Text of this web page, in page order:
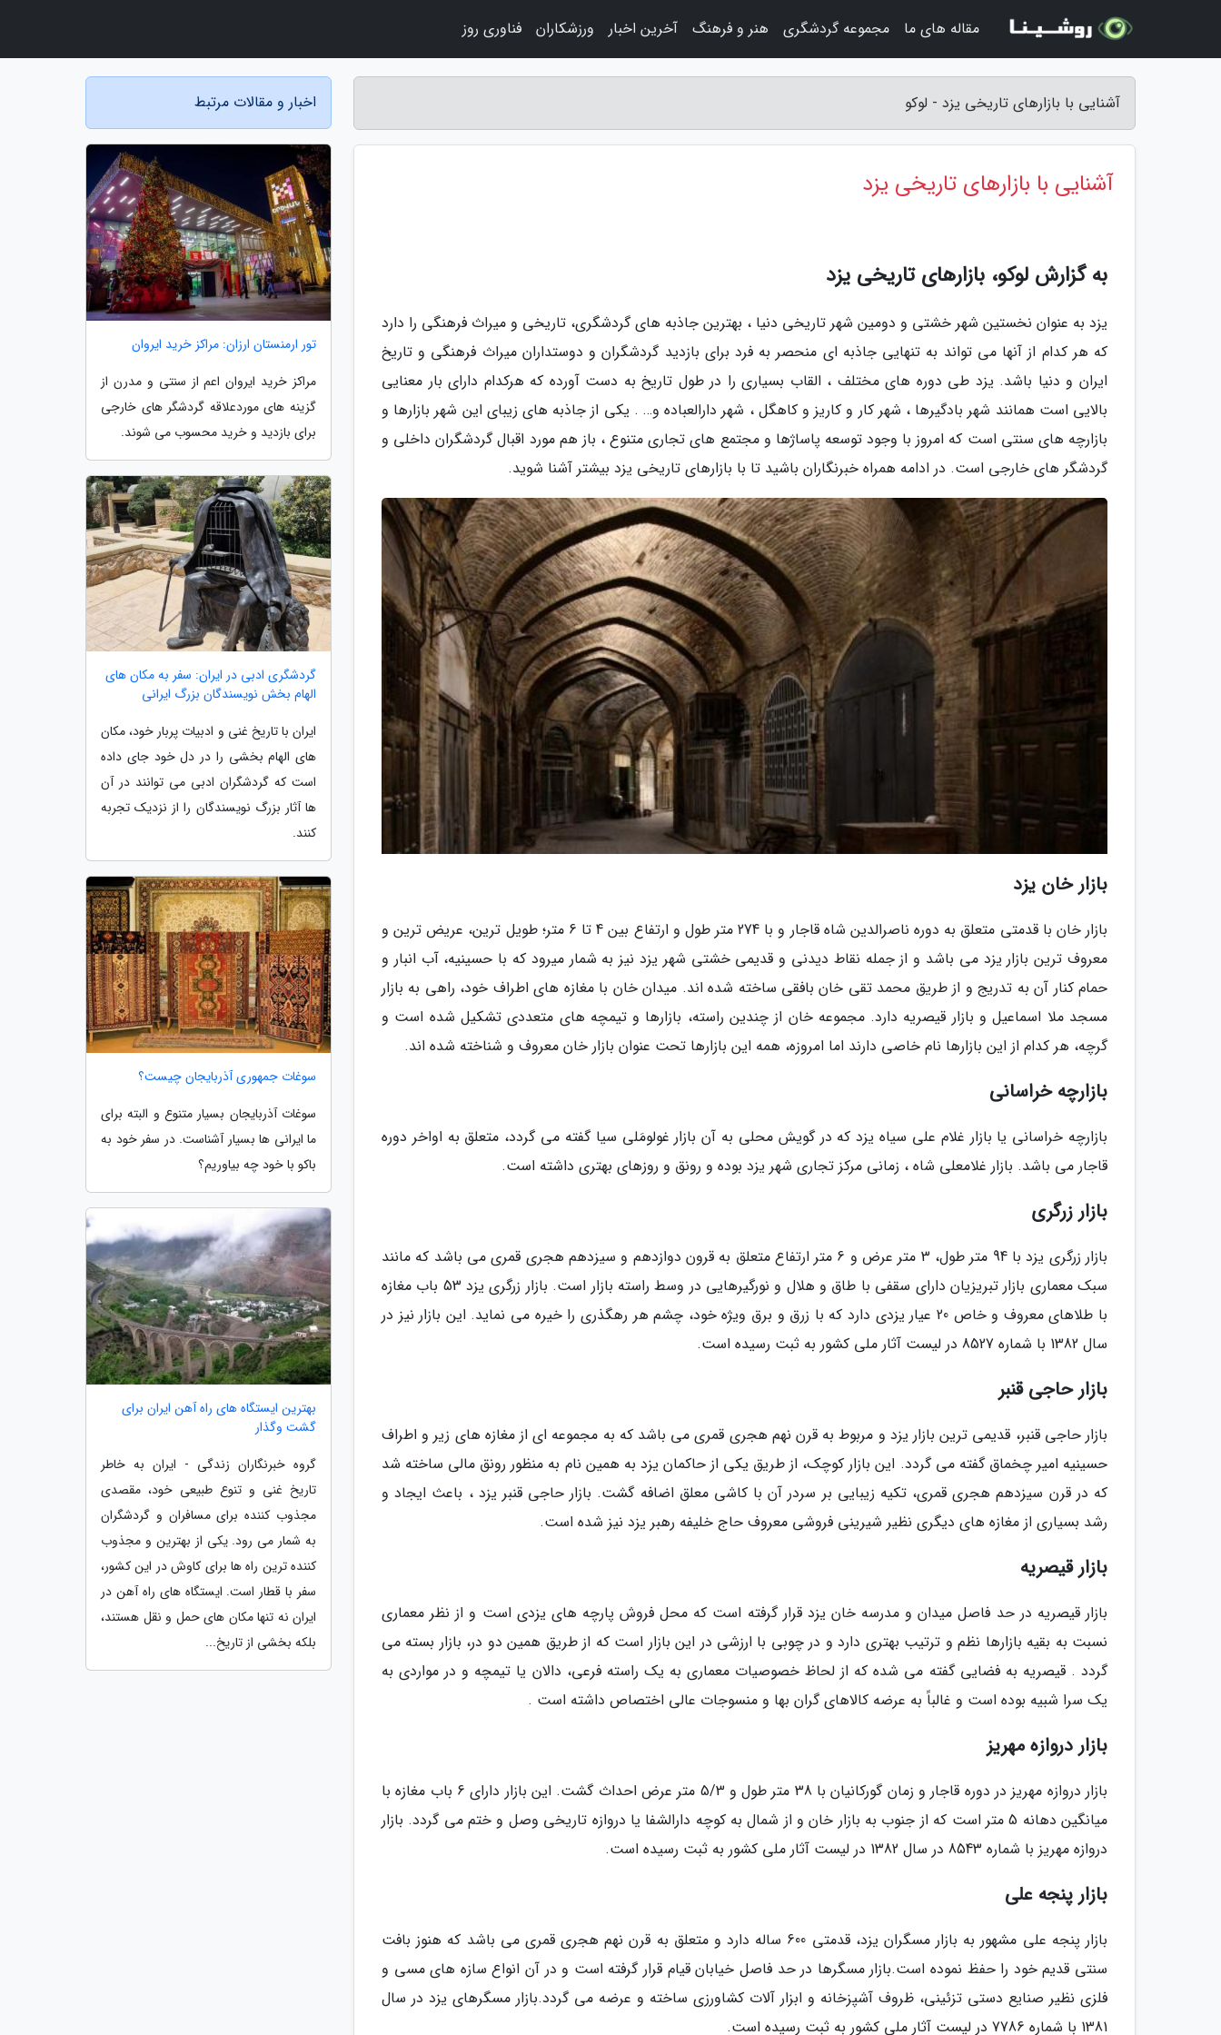
آشنایی با بازارهای تاریخی یزد - لوکو
آشنایی با بازارهای تاریخی یزد
به گزارش لوکو، بازارهای تاریخی یزد
یزد به عنوان نخستین شهر خشتی و دومین شهر تاریخی دنیا ، بهترین جاذبه های گردشگری، تاریخی و میراث فرهنگی را دارد
که هر کدام از آنها می تواند به تنهایی جاذبه ای منحصر به فرد برای بازدید گردشگران و دوستداران میراث فرهنگی و تاریخ
ایران و دنیا باشد. یزد طی دوره های مختلف ، القاب بسیاری را در طول تاریخ به دست آورده که هرکدام دارای بار معنایی
بالایی است همانند شهر بادگیرها ، شهر کار و کاریز و کاهگل ، شهر دارالعباده و… . یکی از جاذبه های زیبای این شهر بازارها و
بازارچه های سنتی است که امروز با وجود توسعه پاساژها و مجتمع های تجاری متنوع ، باز هم مورد اقبال گردشگران داخلی و
گردشگر های خارجی است. در ادامه همراه خبرنگاران باشید تا با بازارهای تاریخی یزد بیشتر آشنا شوید.
بازار خان یزد
بازار خان با قدمتی متعلق به دوره ناصرالدین شاه قاجار و با 274 متر طول و ارتفاع بین 4 تا 6 متر؛ طویل ترین، عریض ترین و
معروف ترین بازار یزد می باشد و از جمله نقاط دیدنی و قدیمی خشتی شهر یزد نیز به شمار میرود که با حسینیه، آب انبار و
حمام کنار آن به تدریج و از طریق محمد تقی خان بافقی ساخته شده اند. میدان خان با مغازه های اطراف خود، راهی به بازار
مسجد ملا اسماعیل و بازار قیصریه دارد. مجموعه خان از چندین راسته، بازارها و تیمچه های متعددی تشکیل شده است و
گرچه، هر کدام از این بازارها نام خاصی دارند اما امروزه، همه این بازارها تحت عنوان بازار خان معروف و شناخته شده اند.
بازارچه خراسانی
بازارچه خراسانی یا بازار غلام علی سیاه یزد که در گویش محلی به آن بازار غولومَلی سیا گفته می گردد، متعلق به اواخر دوره
قاجار می باشد. بازار غلامعلی شاه ، زمانی مرکز تجاری شهر یزد بوده و رونق و روزهای بهتری داشته است.
بازار زرگری
بازار زرگری یزد با 94 متر طول، 3 متر عرض و 6 متر ارتفاع متعلق به قرون دوازدهم و سیزدهم هجری قمری می باشد که مانند
سبک معماری بازار تبریزیان دارای سقفی با طاق و هلال و نورگیرهایی در وسط راسته بازار است. بازار زرگری یزد 53 باب مغازه
با طلاهای معروف و خاص 20 عیار یزدی دارد که با زرق و برق ویژه خود، چشم هر رهگذری را خیره می نماید. این بازار نیز در
سال 1382 با شماره 8527 در لیست آثار ملی کشور به ثبت رسیده است.
بازار حاجی قنبر
بازار حاجی قنبر، قدیمی ترین بازار یزد و مربوط به قرن نهم هجری قمری می باشد که به مجموعه ای از مغازه های زیر و اطراف
حسینیه امیر چخماق گفته می گردد. این بازار کوچک، از طریق یکی از حاکمان یزد به همین نام به منظور رونق مالی ساخته شد
که در قرن سیزدهم هجری قمری، تکیه زیبایی بر سردر آن با کاشی معلق اضافه گشت. بازار حاجی قنبر یزد ، باعث ایجاد و
رشد بسیاری از مغازه های دیگری نظیر شیرینی فروشی معروف حاج خلیفه رهبر یزد نیز شده است.
بازار قیصریه
بازار قیصریه در حد فاصل میدان و مدرسه خان یزد قرار گرفته است که محل فروش پارچه های یزدی است و از نظر معماری
نسبت به بقیه بازارها نظم و ترتیب بهتری دارد و در چوبی با ارزشی در این بازار است که از طریق همین دو در، بازار بسته می
گردد . قیصریه به فضایی گفته می شده که از لحاظ خصوصیات معماری به یک راسته فرعی، دالان یا تیمچه و در مواردی به
یک سرا شبیه بوده است و غالباً به عرضه کالاهای گران بها و منسوجات عالی اختصاص داشته است .
بازار دروازه مهریز
بازار دروازه مهریز در دوره قاجار و زمان گورکانیان با 38 متر طول و 5/3 متر عرض احداث گشت. این بازار دارای 6 باب مغازه با
میانگین دهانه 5 متر است که از جنوب به بازار خان و از شمال به کوچه دارالشفا یا دروازه تاریخی وصل و ختم می گردد. بازار
دروازه مهریز با شماره 8543 در سال 1382 در لیست آثار ملی کشور به ثبت رسیده است.
بازار پنجه علی
بازار پنجه علی مشهور به بازار مسگران یزد، قدمتی 600 ساله دارد و متعلق به قرن نهم هجری قمری می باشد که هنوز بافت
سنتی قدیم خود را حفظ نموده است.بازار مسگرها در حد فاصل خیابان قیام قرار گرفته است و در آن انواع سازه های مسی و
فلزی نظیر صنایع دستی تزئینی، ظروف آشپزخانه و ابزار آلات کشاورزی ساخته و عرضه می گردد.بازار مسگرهای یزد در سال
1381 با شماره 7786 در لیست آثار ملی کشور به ثبت رسیده است.
اخبار و مقالات مرتبط
تور ارمنستان ارزان: مراکز خرید ایروان
مراکز خرید ایروان اعم از سنتی و مدرن از
گزینه های موردعلاقه گردشگر های خارجی
برای بازدید و خرید محسوب می شوند.
گردشگری ادبی در ایران: سفر به مکان های
الهام بخش نویسندگان بزرگ ایرانی
ایران با تاریخ غنی و ادبیات پربار خود، مکان
های الهام بخشی را در دل خود جای داده
است که گردشگران ادبی می توانند در آن
ها آثار بزرگ نویسندگان را از نزدیک تجربه
کنند.
سوغات جمهوری آذربایجان چیست؟
سوغات آذربایجان بسیار متنوع و البته برای
ما ایرانی ها بسیار آشناست. در سفر خود به
باکو با خود چه بیاوریم؟
بهترین ایستگاه های راه آهن ایران برای
گشت وگذار
گروه خبرنگاران زندگی - ایران به خاطر
تاریخ غنی و تنوع طبیعی خود، مقصدی
مجذوب کننده برای مسافران و گردشگران
به شمار می رود. یکی از بهترین و مجذوب
کننده ترین راه ها برای کاوش در این کشور،
سفر با قطار است. ایستگاه های راه آهن در
ایران نه تنها مکان های حمل و نقل هستند،
بلکه بخشی از تاریخ...
مقاله های ما مجموعه گردشگری هنر و فرهنگ آخرین اخبار ورزشکاران فناوری روز